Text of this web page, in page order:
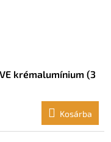
krémalumínium (3
Kosárba